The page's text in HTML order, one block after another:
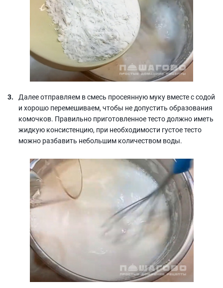
Далее отправляем в смесь просеянную муку вместе с содой
и хорошо перемешиваем, чтобы не допустить образования
комочков. Правильно приготовленное тесто должно иметь
жидкую консистенцию, при необходимости густое тесто
можно разбавить небольшим количеством воды.